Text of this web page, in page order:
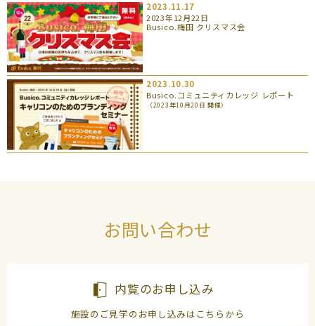
2023.11.17
2023年12月22日
Busico.梅田 クリスマス会
2023.10.30
Busico.コミュニティカレッジ レポート
（2023年10月20日 開催）
お問い合わせ
内覧のお申し込み
施設のご見学のお申し込みはこちらから